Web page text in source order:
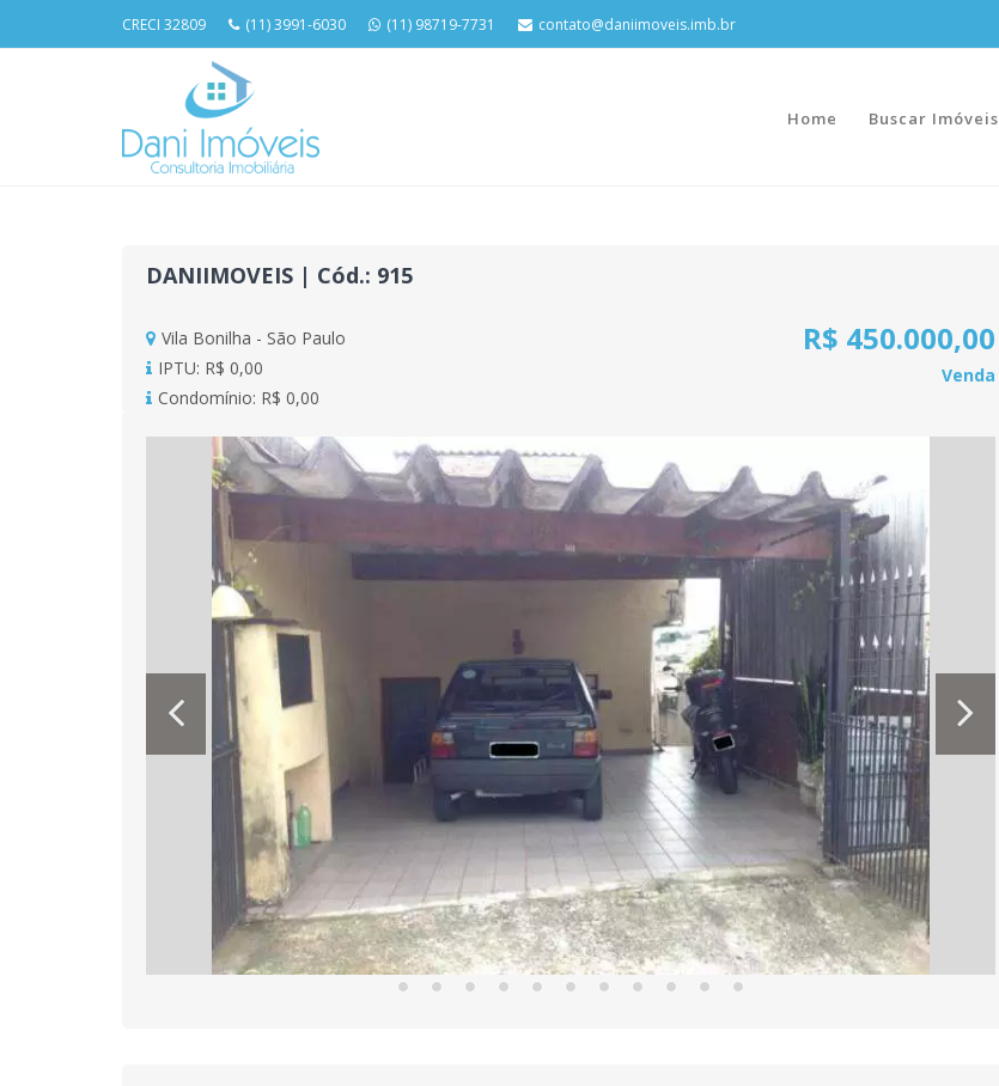
CRECI 32809 (11) 3991-6030 (11) 98719-7731 contato@daniimoveis.imb.br
Home Buscar Imóveis
DANIIMOVEIS | Cód.: 915
Vila Bonilha - São Paulo
IPTU: R$ 0,00
Condomínio: R$ 0,00
R$ 450.000,00
Venda
Previous